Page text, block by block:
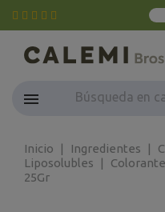
Inicio Ingredientes
Liposolubles
25Gr